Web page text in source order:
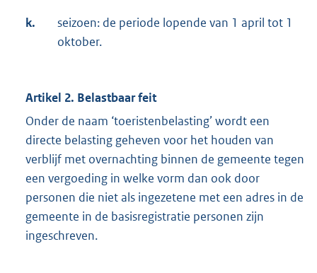
k.
seizoen: de periode lopende van 1 april tot 1
oktober.
Artikel 2. Belastbaar feit
Onder de naam ‘toeristenbelasting’ wordt een
directe belasting geheven voor het houden van
verblijf met overnachting binnen de gemeente tegen
een vergoeding in welke vorm dan ook door
personen die niet als ingezetene met een adres in de
gemeente in de basisregistratie personen zijn
ingeschreven.